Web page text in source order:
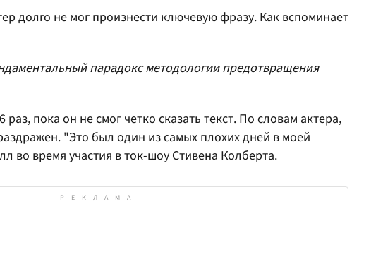
долго не мог произнести ключевую фразу. Как вспоминает
парадокс методологии предотвращения
пока он не смог четко сказать текст. По словам актера,
"Это был один из самых плохих дней в моей
во время участия в ток-шоу Стивена Колберта.